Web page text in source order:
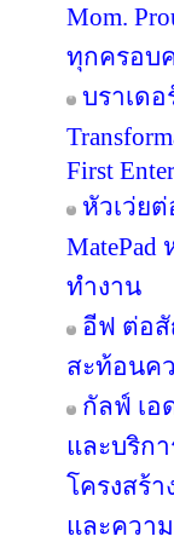
Mom.
ทุกครอบ
บราเด
First
หัวเว่ย
ทำงาน
อีฟ ต่อสั
สะท้อนค
กัลฟ์ เอ
และบริก
โครงสร้
และควา